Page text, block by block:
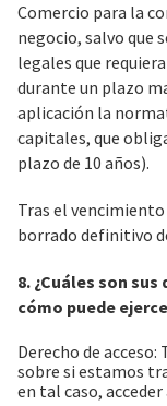
Comercio para la
negocio, salvo que
legales que
durante un plazo
aplicación la
capitales, que
plazo de 10 años).
Tras el
borrado definitivo
8. ¿Cuáles son
cómo puede
Derecho de
sobre si estamos
en tal caso,